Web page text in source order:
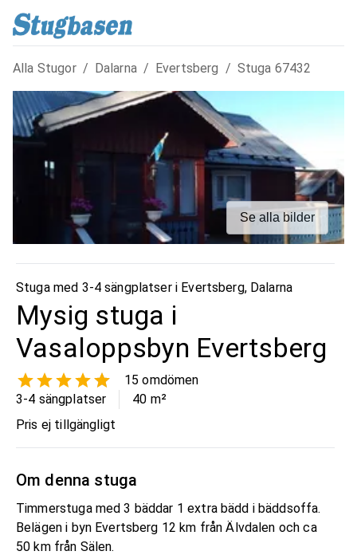
Alla Stugor / Dalarna / Evertsberg / Stuga 67432
Se alla bilder
Stuga med 3-4 sängplatser i Evertsberg, Dalarna
Mysig stuga i
Vasaloppsbyn Evertsberg
15 omdömen
3-4 sängplatser
40 m²
Pris ej tillgängligt
Om denna stuga
Timmerstuga med 3 bäddar 1 extra bädd i bäddsoffa.
Belägen i byn Evertsberg 12 km från Älvdalen och ca
50 km från Sälen.